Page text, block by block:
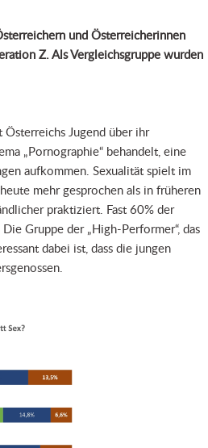
und Österreicherinnen
Z. Als Vergleichsgruppe wurden
Österreichs Jugend über ihr
„Pornographie“ behandelt, eine
aufkommen. Sexualität spielt im
mehr gesprochen als in früheren
praktiziert. Fast 60% der
Gruppe der „High-Performer“, das
dabei ist, dass die jungen